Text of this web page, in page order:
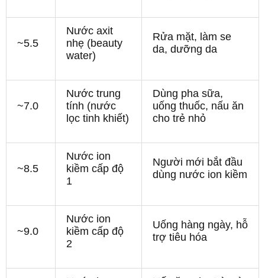
~5.5
Nước axit
nhẹ (beauty
water)
Rửa mặt, làm se
da, dưỡng da
~7.0
Nước trung
tính (nước
lọc tinh khiết)
Dùng pha sữa,
uống thuốc, nấu ăn
cho trẻ nhỏ
~8.5
Nước ion
kiềm cấp độ
1
Người mới bắt đầu
dùng nước ion kiềm
~9.0
Nước ion
kiềm cấp độ
2
Uống hàng ngày, hỗ
trợ tiêu hóa